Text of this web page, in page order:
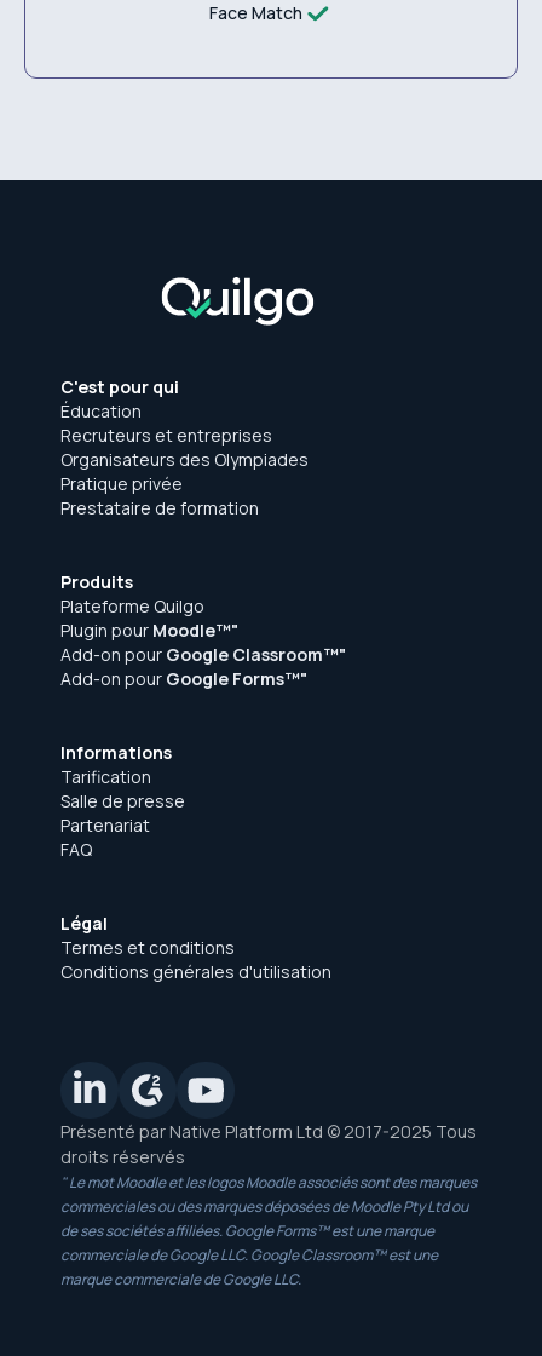
Face Match
C'est pour qui
Éducation
Recruteurs et entreprises
Organisateurs des Olympiades
Pratique privée
Prestataire de formation
Produits
Plateforme Quilgo
Plugin pour Moodle™"
Add-on pour Google Classroom™"
Add-on pour Google Forms™"
Informations
Tarification
Salle de presse
Partenariat
FAQ
Légal
Termes et conditions
Conditions générales d'utilisation
Présenté par Native Platform Ltd © 2017-2025 Tous
droits réservés
" Le mot Moodle et les logos Moodle associés sont des marques
commerciales ou des marques déposées de Moodle Pty Ltd ou
de ses sociétés affiliées. Google Forms™ est une marque
commerciale de Google LLC. Google Classroom™ est une
marque commerciale de Google LLC.